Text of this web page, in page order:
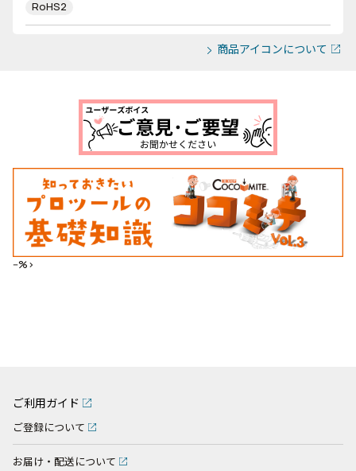
RoHS2
商品アイコンについて
--%>
ご利用ガイド
ご登録について
お届け・配送について